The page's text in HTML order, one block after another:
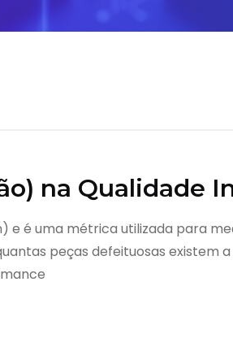
na Qualidade
e é uma métrica utilizada para
peças defeituosas existem